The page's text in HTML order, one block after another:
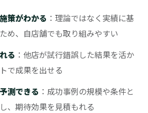
策がわかる ：理論ではなく実績に基
め、自店舗でも取り組みやすい
る ：他店が試行錯誤した結果を活か
で成果を出せる
測できる ：成功事例の規模や条件と
、期待効果を見積もれる